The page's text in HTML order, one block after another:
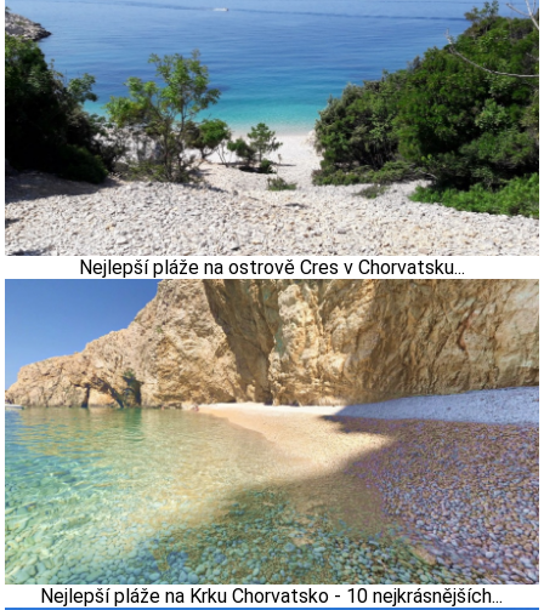
Nejlepší pláže na ostrově Cres v Chorvatsku...
Nejlepší pláže na Krku Chorvatsko - 10 nejkrásnějších...